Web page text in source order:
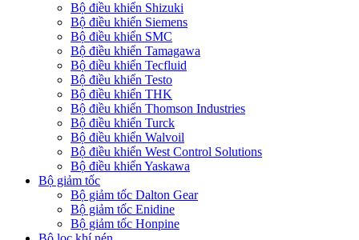
Bộ điều khiển Shizuki
Bộ điều khiển Siemens
Bộ điều khiển SMC
Bộ điều khiển Tamagawa
Bộ điều khiển Tecfluid
Bộ điều khiển Testo
Bộ điều khiển THK
Bộ điều khiển Thomson Industries
Bộ điều khiển Turck
Bộ điều khiển Walvoil
Bộ điều khiển West Control Solutions
Bộ điều khiển Yaskawa
Bộ giảm tốc
Bộ giảm tốc Dalton Gear
Bộ giảm tốc Enidine
Bộ giảm tốc Honpine